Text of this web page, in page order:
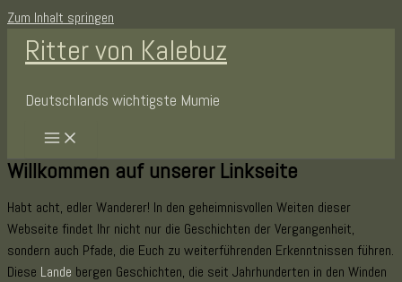
Zum Inhalt springen
Ritter von Kalebuz
Deutschlands wichtigste Mumie
Willkommen auf unserer Linkseite
Habt acht, edler Wanderer! In den geheimnisvollen Weiten dieser
Webseite findet Ihr nicht nur die Geschichten der Vergangenheit,
sondern auch Pfade, die Euch zu weiterführenden Erkenntnissen führen.
Diese Lande bergen Geschichten, die seit Jahrhunderten in den Winden